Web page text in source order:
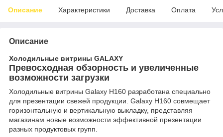
Описание Характеристики Доставка Оплата
Описание
Холодильные витрины GALAXY
Превосходная обзорность и увеличенные
возможности загрузки
Холодильные витрины Galaxy H160 разработана специально
для презентации свежей продукции. Galaxy H160 совмещает
горизонтальную и вертикальную выкладку, представляя
магазинам новые возможности эффективной презентации
разных продуктовых групп.